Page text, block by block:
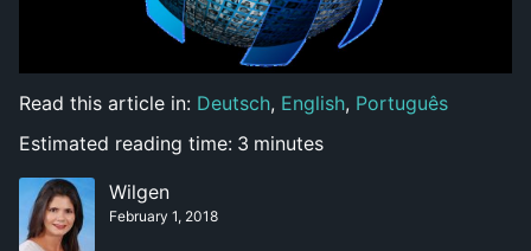
Read this article in: Deutsch, English, Português
Estimated reading time: 3 minutes
Wilgen
February 1, 2018